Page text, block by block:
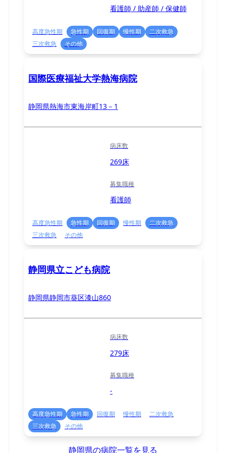
看護師 / 助産師 / 保健師
高度急性期 急性期 回復期 慢性期
二次救急
三次救急
その他
国際医療福祉大学熱海病院
静岡県熱海市東海岸町13－1
病床数
269床
募集職種
看護師
高度急性期 急性期 回復期 慢性期
二次救急
三次救急
その他
静岡県立こども病院
静岡県静岡市葵区漆山860
病床数
279床
募集職種
-
高度急性期 急性期 回復期 慢性期
二次救急
三次救急
その他
静岡県の病院一覧を見る